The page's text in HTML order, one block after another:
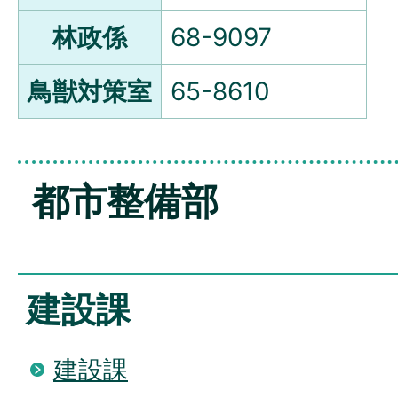
林政係
68-9097
鳥獣対策室
65-8610
都市整備部
建設課
建設課